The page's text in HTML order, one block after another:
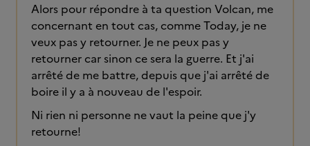
Alors pour répondre à ta question Volcan, me
concernant en tout cas, comme Today, je ne
veux pas y retourner. Je ne peux pas y
retourner car sinon ce sera la guerre. Et j'ai
arrêté de me battre, depuis que j'ai arrêté de
boire il y a à nouveau de l'espoir.
Ni rien ni personne ne vaut la peine que j'y
retourne!